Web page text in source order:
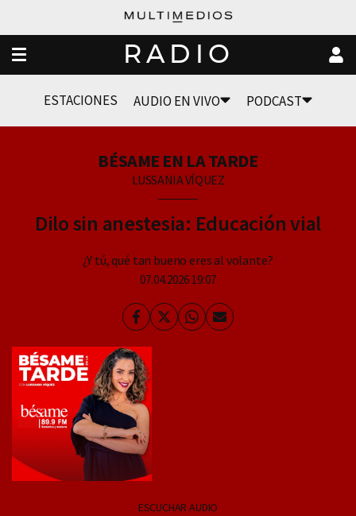
RADIO
ESTACIONES AUDIO EN VIVO PODCAST
BÉSAME EN LA TARDE
LUSSANIA VÍQUEZ
Dilo sin anestesia: Educación vial
¿Y tú, qué tan bueno eres al volante?
07.04.2026 19:07
Facebook
TwitterWhatsapp
Enviar
ESCUCHAR AUDIO